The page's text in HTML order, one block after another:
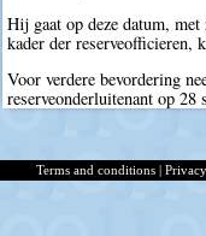
Hij gaat op deze datum,
kader der reserveofficieren,
Voor verdere bevordering
reserveonderluitenant op 28
Terms and conditions |